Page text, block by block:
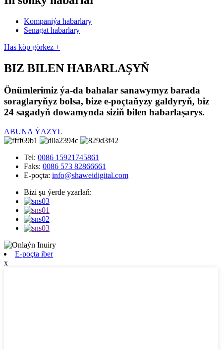
Kompaniýa habarlary
Senagat habarlary
Has köp görkez +
BIZ BILEN HABARLAŞYŇ
Önümlerimiz ýa-da bahalar sanawymyz barada
soraglaryňyz bolsa, bize e-poçtaňyzy galdyryň, biz
24 sagadyň dowamynda siziň bilen habarlaşarys.
ABUNA ÝAZYL
Tel: 0086 15921745861
Faks: 0086 573 82866661
E-poçta: info@shaweidigital.com
Bizi şu ýerde yzarlaň:
E-poçta iber
x